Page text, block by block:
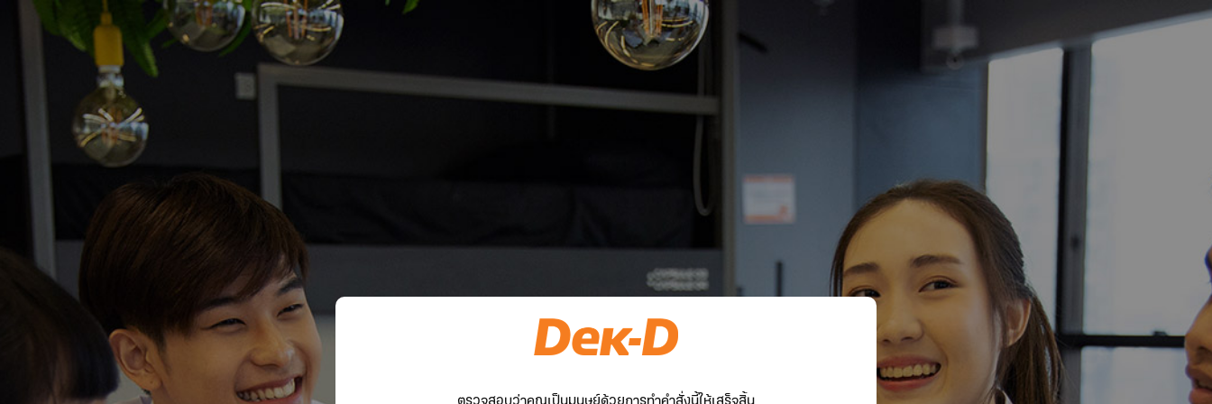
ตรวจสอบว่าคุณเป็นมนุษย์ด้วยการทำคำสั่งนี้ให้เสร็จสิ้น